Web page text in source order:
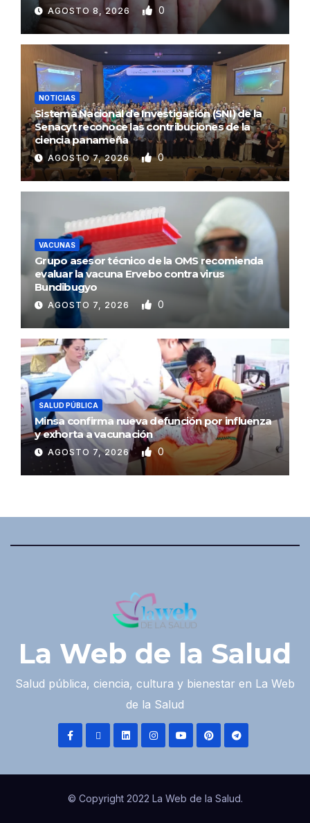
AGOSTO 8, 2026 0
NOTICIAS
Sistema Nacional de Investigación (SNI) de la
Senacyt reconoce las contribuciones de la
ciencia panameña
AGOSTO 7, 2026 0
VACUNAS
Grupo asesor técnico de la OMS recomienda
evaluar la vacuna Ervebo contra virus
Bundibugyo
AGOSTO 7, 2026 0
SALUD PÚBLICA
Minsa confirma nueva defunción por influenza
y exhorta a vacunación
AGOSTO 7, 2026 0
La Web de la Salud
Salud pública, ciencia, cultura y bienestar en La Web
de la Salud
© Copyright 2022 La Web de la Salud.